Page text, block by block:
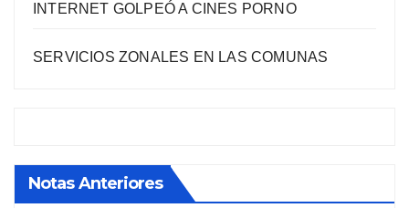
INTERNET GOLPEÓ A CINES PORNO
SERVICIOS ZONALES EN LAS COMUNAS
Notas Anteriores